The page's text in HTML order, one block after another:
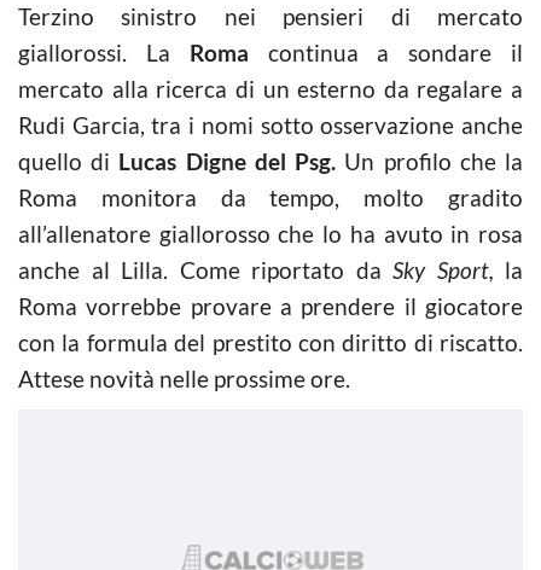
Terzino sinistro nei pensieri di mercato
giallorossi. La Roma continua a sondare il
mercato alla ricerca di un esterno da regalare a
Rudi Garcia, tra i nomi sotto osservazione anche
quello di Lucas Digne del Psg. Un profilo che la
Roma monitora da tempo, molto gradito
all’allenatore giallorosso che lo ha avuto in rosa
anche al Lilla. Come riportato da Sky Sport, la
Roma vorrebbe provare a prendere il giocatore
con la formula del prestito con diritto di riscatto.
Attese novità nelle prossime ore.